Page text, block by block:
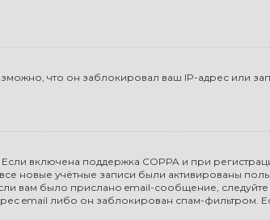
что он заблокировал ваш IP-адрес или
включена поддержка COPPA и при
новые учётные записи были активированы
вам было прислано email-сообщение,
email либо он заблокирован спам-фильтром.